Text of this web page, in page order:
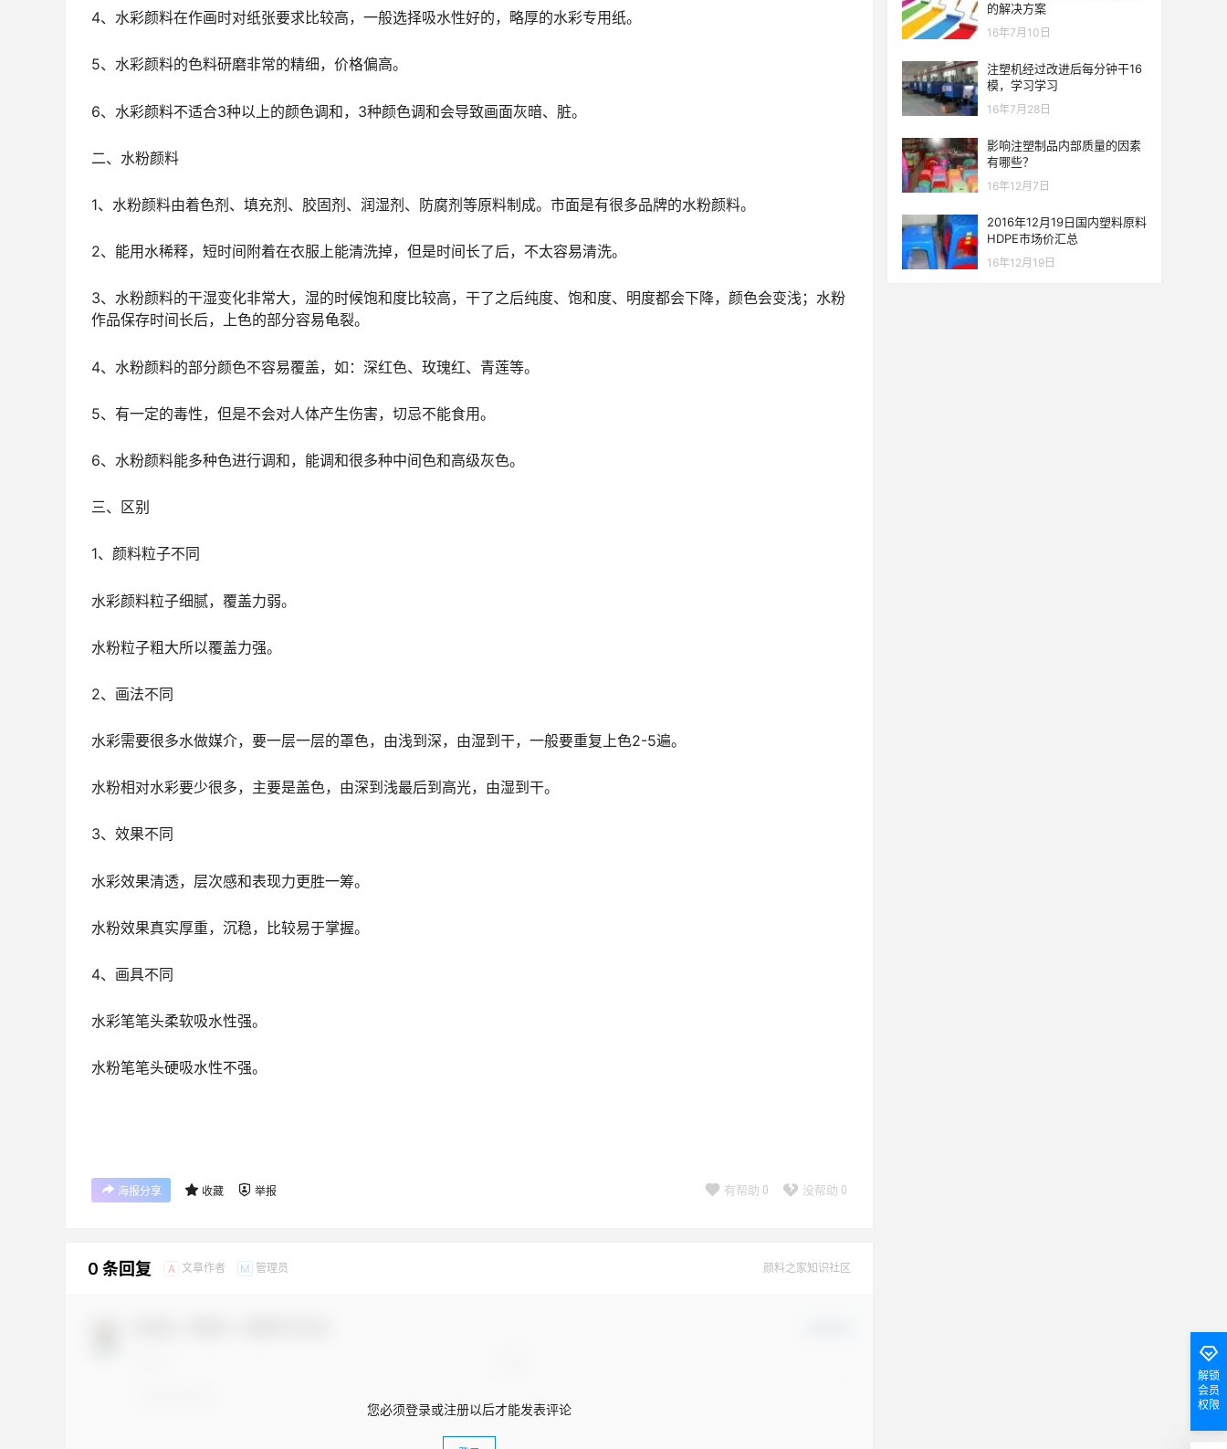
4、水彩颜料在作画时对纸张要求比较高，一般选择吸水性好的，略厚的水彩专用纸。
5、水彩颜料的色料研磨非常的精细，价格偏高。
6、水彩颜料不适合3种以上的颜色调和，3种颜色调和会导致画面灰暗、脏。
二、水粉颜料
1、水粉颜料由着色剂、填充剂、胶固剂、润湿剂、防腐剂等原料制成。市面是有很多品牌的水粉颜料。
2、能用水稀释，短时间附着在衣服上能清洗掉，但是时间长了后，不太容易清洗。
3、水粉颜料的干湿变化非常大，湿的时候饱和度比较高，干了之后纯度、饱和度、明度都会下降，颜色会变浅；水粉
作品保存时间长后，上色的部分容易龟裂。
4、水粉颜料的部分颜色不容易覆盖，如：深红色、玫瑰红、青莲等。
5、有一定的毒性，但是不会对人体产生伤害，切忌不能食用。
6、水粉颜料能多种色进行调和，能调和很多种中间色和高级灰色。
三、区别
1、颜料粒子不同
水彩颜料粒子细腻，覆盖力弱。
水粉粒子粗大所以覆盖力强。
2、画法不同
水彩需要很多水做媒介，要一层一层的罩色，由浅到深，由湿到干，一般要重复上色2-5遍。
水粉相对水彩要少很多，主要是盖色，由深到浅最后到高光，由湿到干。
3、效果不同
水彩效果清透，层次感和表现力更胜一筹。
水粉效果真实厚重，沉稳，比较易于掌握。
4、画具不同
水彩笔笔头柔软吸水性强。
水粉笔笔头硬吸水性不强。
海报分享 收藏 举报 有帮助 0 没帮助 0
0 条回复 A 文章作者 M 管理员 颜料之家知识社区
您必须登录或注册以后才能发表评论
的解决方案
16年7月10日
注塑机经过改进后每分钟干16
模，学习学习
16年7月28日
影响注塑制品内部质量的因素
有哪些？
16年12月7日
2016年12月19日国内塑料原料
HDPE市场价汇总
16年12月19日
解锁
会员
权限